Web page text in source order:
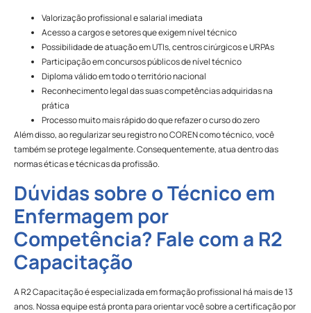
Valorização profissional e salarial imediata
Acesso a cargos e setores que exigem nível técnico
Possibilidade de atuação em UTIs, centros cirúrgicos e URPAs
Participação em concursos públicos de nível técnico
Diploma válido em todo o território nacional
Reconhecimento legal das suas competências adquiridas na
prática
Processo muito mais rápido do que refazer o curso do zero
Além disso, ao regularizar seu registro no COREN como técnico, você
também se protege legalmente. Consequentemente, atua dentro das
normas éticas e técnicas da profissão.
Dúvidas sobre o Técnico em
Enfermagem por
Competência? Fale com a R2
Capacitação
A R2 Capacitação é especializada em formação profissional há mais de 13
anos. Nossa equipe está pronta para orientar você sobre a certificação por